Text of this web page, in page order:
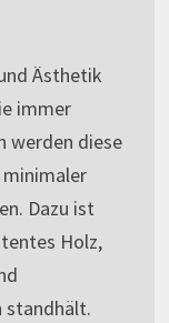
Ästhetik
immer
werden diese
minimaler
Dazu ist
Holz,
standhält.